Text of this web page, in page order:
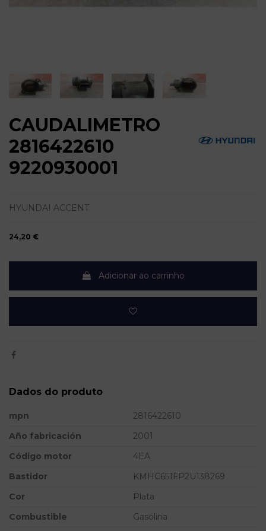
CAUDALIMETRO
2816422610
9220930001
HYUNDAI ACCENT
24,20 €
Adicionar ao carrinho
Dados do produto
mpn
2816422610
Año fabricación
2001
Código motor
4EA
Bastidor
KMHC651FP2U138269
Cor
Plata
Combustible
Gasolina